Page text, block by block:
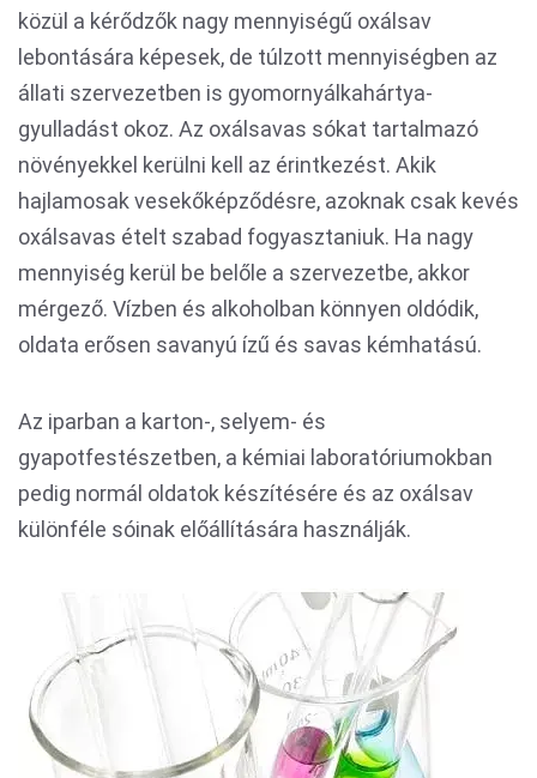
közül a kérődzők nagy mennyiségű oxálsav
lebontására képesek, de túlzott mennyiségben az
állati szervezetben is gyomornyálkahártya-
gyulladást okoz. Az oxálsavas sókat tartalmazó
növényekkel kerülni kell az érintkezést. Akik
hajlamosak vesekőképződésre, azoknak csak kevés
oxálsavas ételt szabad fogyasztaniuk. Ha nagy
mennyiség kerül be belőle a szervezetbe, akkor
mérgező. Vízben és alkoholban könnyen oldódik,
oldata erősen savanyú ízű és savas kémhatású.
Az iparban a karton-, selyem- és
gyapotfestészetben, a kémiai laboratóriumokban
pedig normál oldatok készítésére és az oxálsav
különféle sóinak előállítására használják.